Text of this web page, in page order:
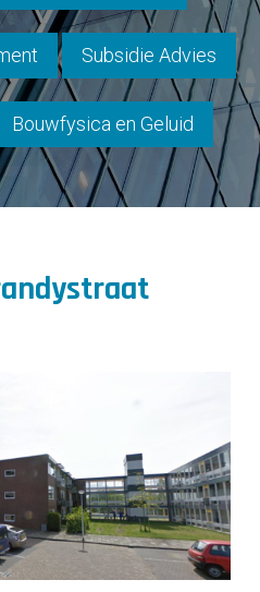
Subsidie Advies
Bouwfysica en Geluid